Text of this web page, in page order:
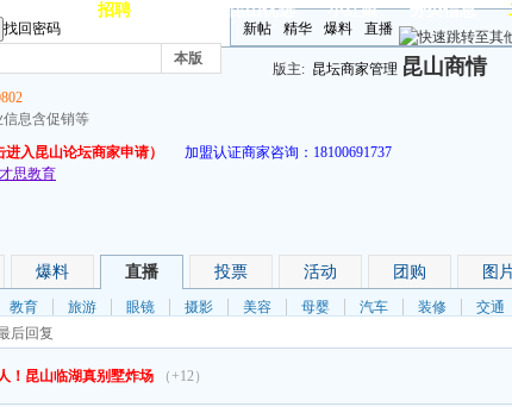
招聘 昆山优选 小红娘 分类信息
找回密码
本版
新帖 精华 爆料 直播
版主: 昆坛商家管理 昆山商情
息含促销等
入昆山论坛商家申请）
加盟认证商家咨询： 18100691737
思教育
爆料 直播 投票 活动 团购 图
教育 旅游 眼镜 摄影 美容 母婴 汽车 装修 交通
后回复
！昆山临湖真别墅炸场 （+12）